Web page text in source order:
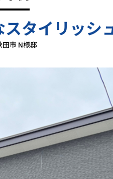
タイリッシ
市 N様邸